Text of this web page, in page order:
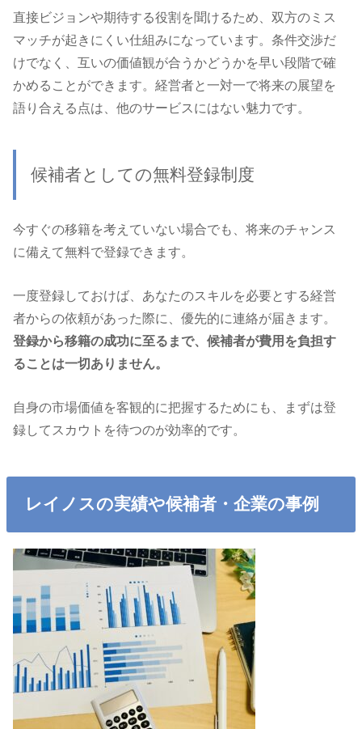
直接ビジョンや期待する役割を聞けるため、双方のミス
マッチが起きにくい仕組みになっています。条件交渉だ
けでなく、互いの価値観が合うかどうかを早い段階で確
かめることができます。経営者と一対一で将来の展望を
語り合える点は、他のサービスにはない魅力です。
候補者としての無料登録制度
今すぐの移籍を考えていない場合でも、将来のチャンス
に備えて無料で登録できます。
一度登録しておけば、あなたのスキルを必要とする経営
者からの依頼があった際に、優先的に連絡が届きます。
登録から移籍の成功に至るまで、候補者が費用を負担す
ることは一切ありません。
自身の市場価値を客観的に把握するためにも、まずは登
録してスカウトを待つのが効率的です。
レイノスの実績や候補者・企業の事例